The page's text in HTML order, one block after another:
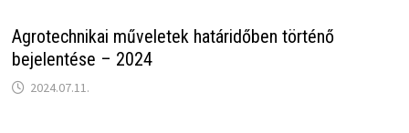
Agrotechnikai műveletek határidőben történő
bejelentése – 2024
2024.07.11.